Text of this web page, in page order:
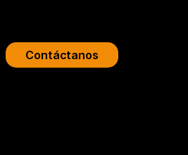
Contáctanos